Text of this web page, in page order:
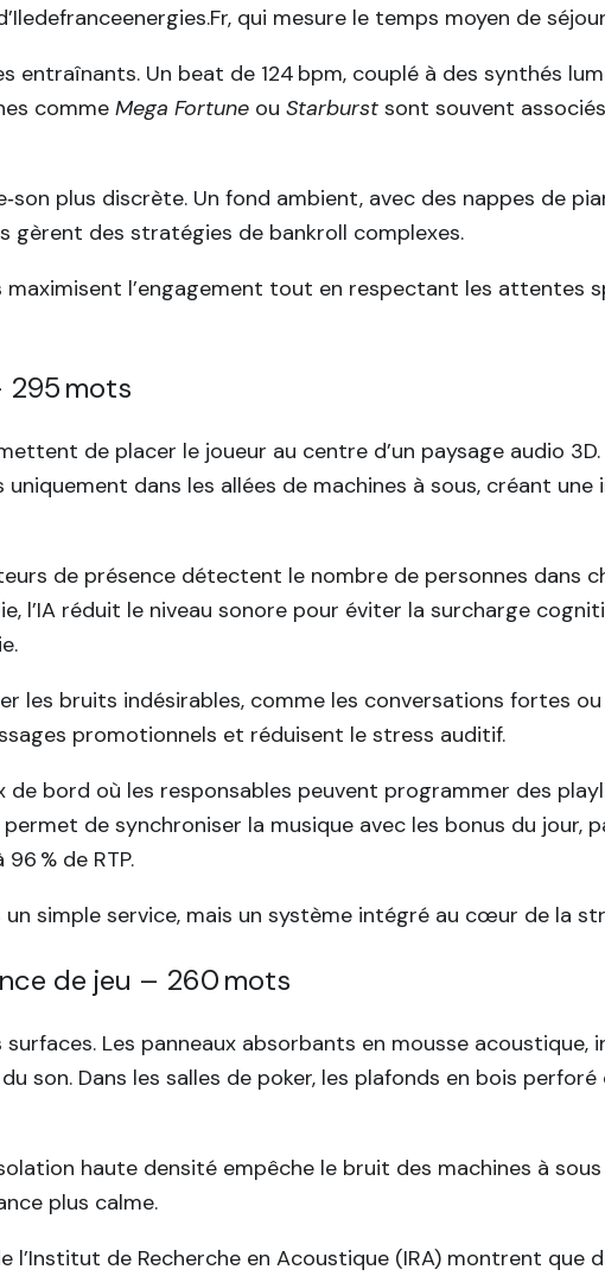
qui mesure le temps moyen de
entraînants. Un beat de 124 bpm, couplé à des synthés
comme Mega Fortune ou Starburst sont souvent
plus discrète. Un fond ambient, avec des nappes de
gèrent des stratégies de bankroll complexes.
l’engagement tout en respectant les attentes
295 mots
de placer le joueur au centre d’un paysage audio 3D.
dans les allées de machines à sous, créant
de présence détectent le nombre de personnes dans
l’IA réduit le niveau sonore pour éviter la surcharge
les bruits indésirables, comme les conversations fortes
promotionnels et réduisent le stress auditif.
bord où les responsables peuvent programmer des
de synchroniser la musique avec les bonus du jour,
% de RTP.
simple service, mais un système intégré au cœur de la
de jeu – 260 mots
Les panneaux absorbants en mousse acoustique,
son. Dans les salles de poker, les plafonds en bois
haute densité empêche le bruit des machines à
plus calme.
de Recherche en Acoustique (IRA) montrent que